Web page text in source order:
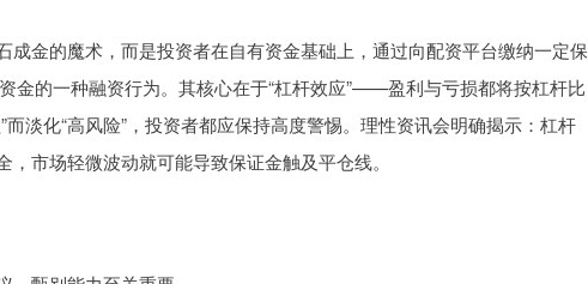
金的魔术，而是投资者在自有资金基础上，通过向配资平台缴纳一定保
金的一种融资行为。其核心在于“杠杆效应”——盈利与亏损都将按杠杆比
淡化“高风险”，投资者都应保持高度警惕。理性资讯会明确揭示：杠杆
市场轻微波动就可能导致保证金触及平仓线。